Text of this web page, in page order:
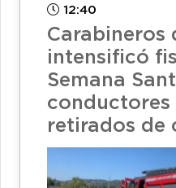
12:40
Carabineros
intensificó
Semana
conductores
retirados de